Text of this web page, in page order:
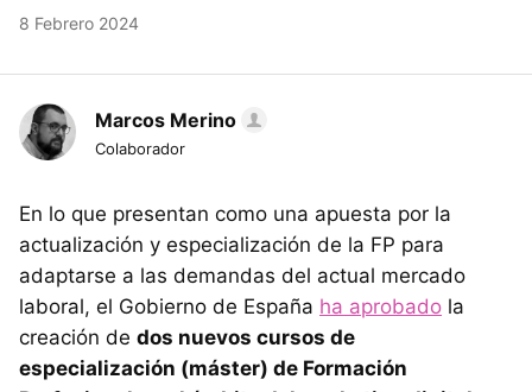
8 Febrero 2024
Marcos Merino
Colaborador
En lo que presentan como una apuesta por la
actualización y especialización de la FP para
adaptarse a las demandas del actual mercado
laboral, el Gobierno de España ha aprobado la
creación de dos nuevos cursos de
especialización (máster) de Formación